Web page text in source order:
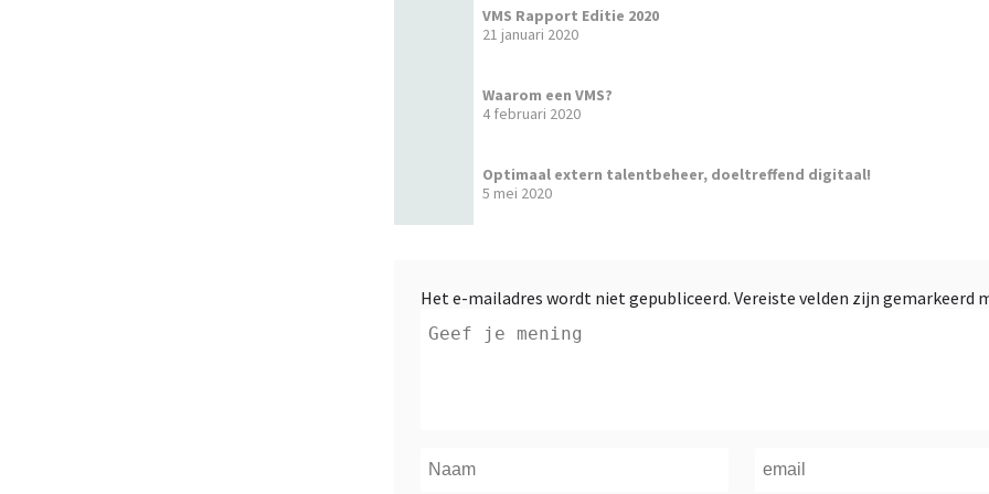
VMS Rapport Editie 2020
21 januari 2020
Waarom een VMS?
4 februari 2020
Optimaal extern talentbeheer, doeltreffend digitaal!
5 mei 2020
Het e-mailadres wordt niet gepubliceerd. Vereiste velden zijn gemarkeerd